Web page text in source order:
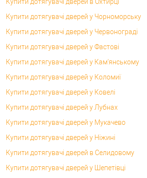
Купити дотягувачі дверей у Чорноморську
Купити дотягувачі дверей у Червонограді
Купити дотягувачі дверей у Фастові
Купити дотягувачі дверей у Кам'янському
Купити дотягувачі дверей у Коломиї
Купити дотягувачі дверей у Ковелі
Купити дотягувачі дверей у Лубнах
Купити дотягувачі дверей у Мукачево
Купити дотягувачі дверей у Ніжині
Купити дотягувачі дверей в Селидовому
Купити дотягувачі дверей у Шепетівці